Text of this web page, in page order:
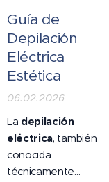
Guía de
Depilación
Eléctrica
Estética
06.02.2026
La depilación
eléctrica, también
conocida
técnicamente